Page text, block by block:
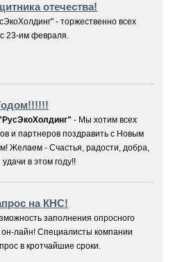
отечества!
- торжественно всех
23-им февраля.
- Мы хотим всех
и партнеров поздравить с Новым
Желаем - Счастья, радости, добра,
в этом году!!
на КНС!
заполнения опросного
лайн! Специалисты компании
в кротчайшие сроки.